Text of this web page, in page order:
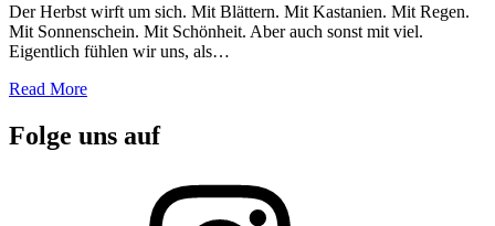
Der Herbst wirft um sich. Mit Blättern. Mit Kastanien. Mit Regen.
Mit Sonnenschein. Mit Schönheit. Aber auch sonst mit viel.
Eigentlich fühlen wir uns, als…
Read More
Folge uns auf